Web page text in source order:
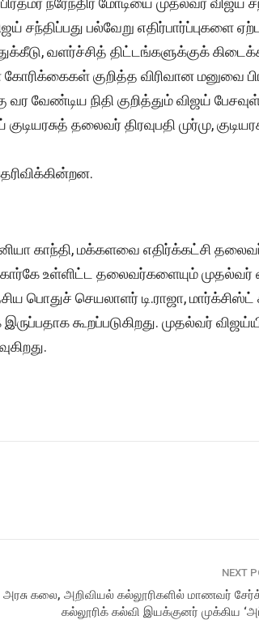
சந்​திப்​பது பல்​வேறு எதிர்​பார்ப்​பு​களை
வளர்ச்​சித் திட்​டங்​களுக்​குக்
குறித்த விரி​வான மனுவை
வேண்​டிய நிதி குறித்​தும் விஜய்
தலை​வர் திர​வுபதி முர்​மு,
காந்​தி, மக்​களவை எதிர்க்​கட்சி
உள்​ளிட்ட தலை​வர்​களை​யும் முதல்​வர்
பொதுச் செய​லா​ளர் டி.​ராஜா, மார்க்​சிஸ்ட்
கூறப்​படு​கிறது. முதல்​வர்
NEXT
அரசு கலை, அறிவியல் கல்லூரிகளில் மாணவர்
கல்லூரிக் கல்வி இயக்குனர் முக்கிய